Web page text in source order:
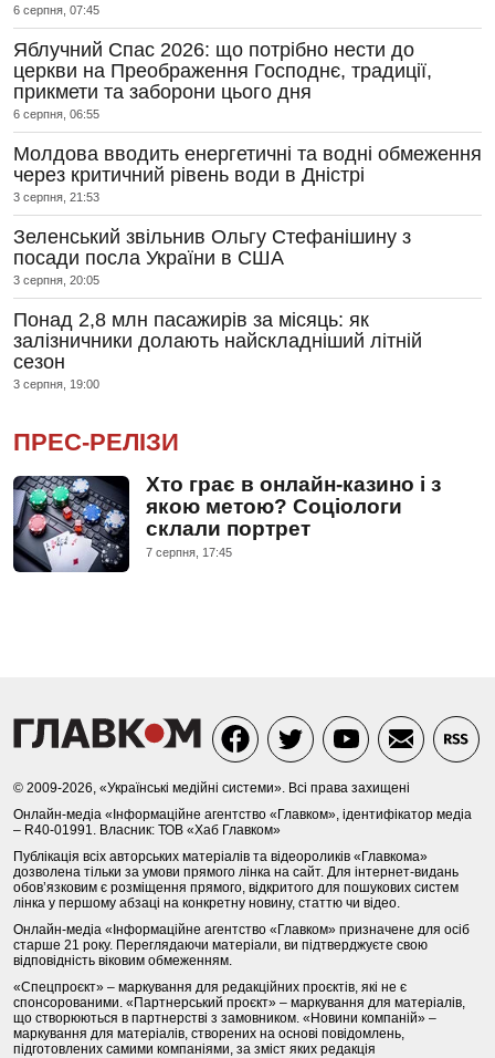
6 серпня, 07:45
Яблучний Спас 2026: що потрібно нести до
церкви на Преображення Господнє, традиції,
прикмети та заборони цього дня
6 серпня, 06:55
Молдова вводить енергетичні та водні обмеження
через критичний рівень води в Дністрі
3 серпня, 21:53
Зеленський звільнив Ольгу Стефанішину з
посади посла України в США
3 серпня, 20:05
Понад 2,8 млн пасажирів за місяць: як
залізничники долають найскладніший літній
сезон
3 серпня, 19:00
ПРЕС-РЕЛІЗИ
Хто грає в онлайн-казино і з
якою метою? Соціологи
склали портрет
7 серпня, 17:45
© 2009-2026, «Українські медійні системи». Всі права захищені
Онлайн-медіа «Інформаційне агентство «Главком», ідентифікатор медіа
– R40-01991. Власник: ТОВ «Хаб Главком»
Публікація всіх авторських матеріалів та відеороликів «Главкома»
дозволена тільки за умови прямого лінка на сайт. Для інтернет-видань
обов’язковим є розміщення прямого, відкритого для пошукових систем
лінка у першому абзаці на конкретну новину, статтю чи відео.
Онлайн-медіа «Інформаційне агентство «Главком» призначене для осіб
старше 21 року. Переглядаючи матеріали, ви підтверджуєте свою
відповідність віковим обмеженням.
«Спецпроєкт» – маркування для редакційних проєктів, які не є
спонсорованими. «Партнерський проєкт» – маркування для матеріалів,
що створюються в партнерстві з замовником. «Новини компаній» –
маркування для матеріалів, створених на основі повідомлень,
підготовлених самими компаніями, за зміст яких редакція